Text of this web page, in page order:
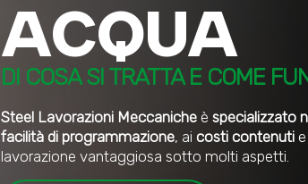
ACQUA
DI COSA SI TRATTA E COME
Steel Lavorazioni Meccaniche è specializzato
facilità di programmazione, ai costi contenuti
lavorazione vantaggiosa sotto molti aspetti.